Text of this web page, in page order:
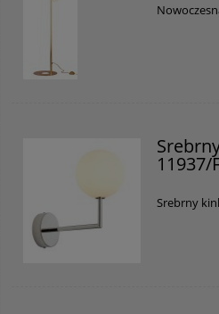
11937/
Srebrny